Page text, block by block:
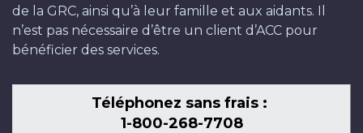
de la GRC, ainsi qu’à leur famille et aux aidants. Il
n’est pas nécessaire d’être un client d’ACC pour
bénéficier des services.
Téléphonez sans frais :
1-800-268-7708